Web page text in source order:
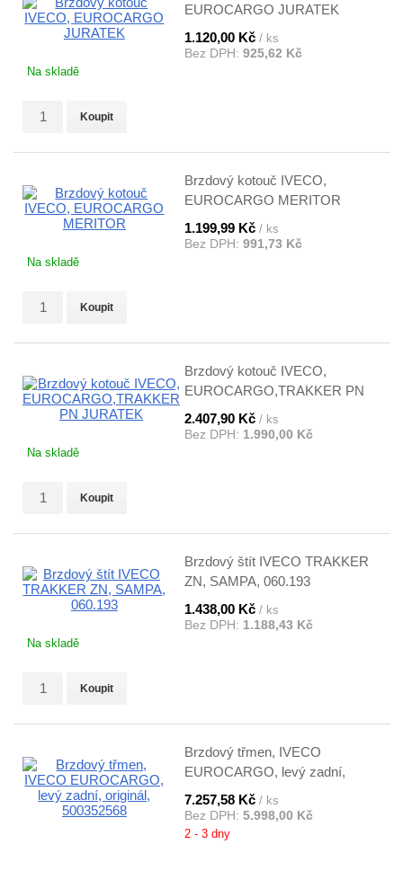
EUROCARGO JURATEK
1.120,00 Kč / ks
Bez DPH: 925,62 Kč
Na skladě
Koupit
Brzdový kotouč IVECO,
EUROCARGO MERITOR
1.199,99 Kč / ks
Bez DPH: 991,73 Kč
Na skladě
Koupit
Brzdový kotouč IVECO,
EUROCARGO,TRAKKER PN
JURATEK
2.407,90 Kč / ks
Bez DPH: 1.990,00 Kč
Na skladě
Koupit
Brzdový štít IVECO TRAKKER
ZN, SAMPA, 060.193
1.438,00 Kč / ks
Bez DPH: 1.188,43 Kč
Na skladě
Koupit
Brzdový třmen, IVECO
EUROCARGO, levý zadní,
originál, 500352568
7.257,58 Kč / ks
Bez DPH: 5.998,00 Kč
2 - 3 dny